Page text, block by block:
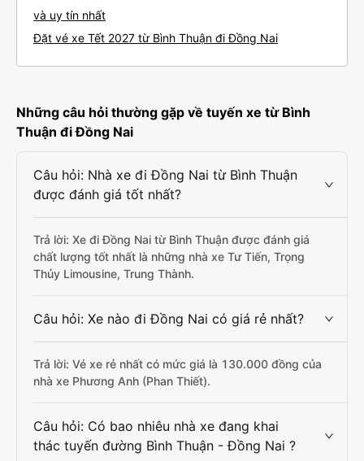
và uy tín nhất
Đặt vé xe Tết 2027 từ Bình Thuận đi Đồng Nai
Những câu hỏi thường gặp về tuyến xe từ Bình
Thuận đi Đồng Nai
Câu hỏi: Nhà xe đi Đồng Nai từ Bình Thuận
được đánh giá tốt nhất?
Trả lời: Xe đi Đồng Nai từ Bình Thuận được đánh giá
chất lượng tốt nhất là những nhà xe Tư Tiến, Trọng
Thủy Limousine, Trung Thành.
Câu hỏi: Xe nào đi Đồng Nai có giá rẻ nhất?
Trả lời: Vé xe rẻ nhất có mức giá là 130.000 đồng của
nhà xe Phương Anh (Phan Thiết).
Câu hỏi: Có bao nhiêu nhà xe đang khai
thác tuyến đường Bình Thuận - Đồng Nai ?